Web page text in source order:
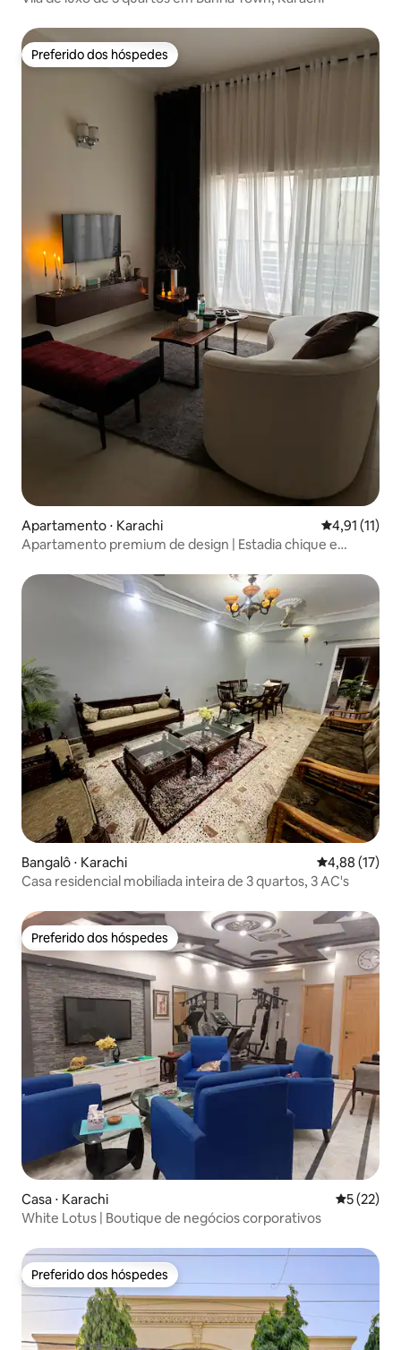
Preferido dos hóspedes
Preferido dos hóspedes
Apartamento ⋅ Karachi 4,91 de uma
4,91 (11)
Apartamento premium de design | Estadia chique e
Bangalô ⋅ Karachi 4,88 de uma
4,88 (17)
Casa residencial mobiliada inteira de 3 quartos, 3 AC's
Preferido dos hóspedes
Preferido dos hóspedes
Casa ⋅ Karachi 5 de uma
5 (22)
White Lotus | Boutique de negócios corporativos
Preferido dos hóspedes
Preferido dos hóspedes